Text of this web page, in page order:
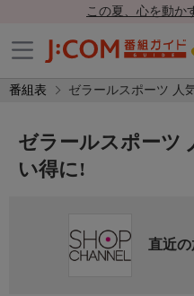
この夏、心を動か
番組表 ゼラールスポーツ 人
ゼラールスポーツ
い得に!
直近